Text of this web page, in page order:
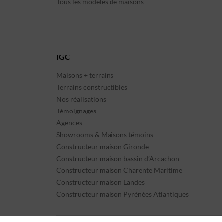
Tous les modèles de maisons
IGC
Maisons + terrains
Terrains constructibles
Nos réalisations
Témoignages
Agences
Showrooms & Maisons témoins
Constructeur maison Gironde
Constructeur maison bassin d’Arcachon
Constructeur maison Charente Maritime
Constructeur maison Landes
Constructeur maison Pyrénées Atlantiques